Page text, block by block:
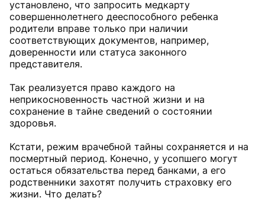
установлено, что запросить медкарту
совершеннолетнего дееспособного ребенка
родители вправе только при наличии
соответствующих документов, например,
доверенности или статуса законного
представителя.
Так реализуется право каждого на
неприкосновенность частной жизни и на
сохранение в тайне сведений о состоянии
здоровья.
Кстати, режим врачебной тайны сохраняется и на
посмертный период. Конечно, у усопшего могут
остаться обязательства перед банками, а его
родственники захотят получить страховку его
жизни. Что делать?